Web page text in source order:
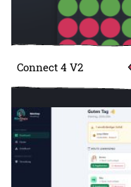
Connect 4 V2